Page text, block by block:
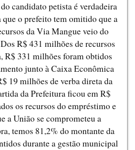
candidato petista é verdadeira
o prefeito tem omitido que a
da Via Mangue veio do
R$ 431 milhões de recursos
R$ 331 milhões foram obtidos
junto à Caixa Econômica
19 milhões de verba direta da
da Prefeitura ficou em R$
os recursos do empréstimo e
a União se comprometeu a
temos 81,2% do montante da
durante a gestão municipal